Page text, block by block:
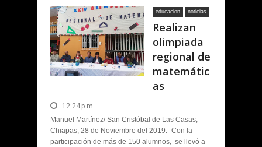
educacion noticias
Realizan
olimpiada
regional de
matemátic
as
12:24 p.m.
Manuel Martínez/ San Cristóbal de Las Casas,
Chiapas; 28 de Noviembre del 2019.- Con la
participación de más de 150 alumnos, se llevó a